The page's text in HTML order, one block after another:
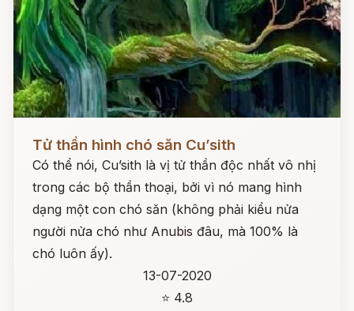
Tử thần hình chó săn Cu’sith
Có thể nói, Cu’sith là vị tử thần độc nhất vô nhị
trong các bộ thần thoại, bởi vì nó mang hình
dạng một con chó săn (không phải kiểu nửa
người nửa chó như Anubis đâu, mà 100% là
chó luôn ấy).
13-07-2020
⭐ 4.8